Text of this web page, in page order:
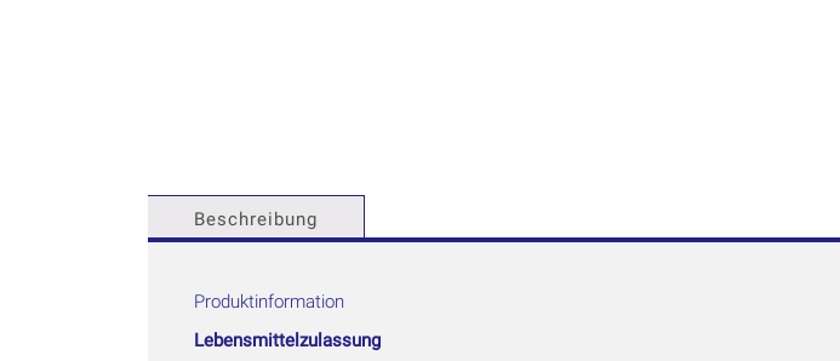
Beschreibung
Produktinformation
Lebensmittelzulassung